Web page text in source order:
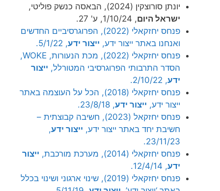
יונתן סורוצקין (2024), הבאסה כנשק פוליטי,
ישראל היום, 1/10/24, ע' 27.
פנחס יחזקאלי (2022), הפרוגרסיביים החדשים
ואנחנו באתר ייצור ידע, ייצור ידע, 5/1/22.
פנחס יחזקאלי (2022), מכת הנעורות, WOKE,
הסדר התרבותי הפרוגרסיבי המטורלל, ייצור
ידע, 2/10/22.
פנחס יחזקאלי (2018), הכל על העוצמה באתר
ייצור ידע, ייצור ידע, 23/8/18.
פנחס יחזקאל (2023), חשיבה קבוצתית –
חשיבת יחד באתר ייצור ידע, ייצור ידע,
23/11/23.
פנחס יחזקאלי (2014), מערכת מורכבת,
ייצור
ידע, 12/4/14.
פנחס יחזקאלי (2019), שינוי ארגוני ושינוי בכלל